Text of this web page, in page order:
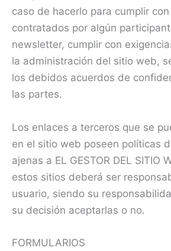
caso de hacerlo para cumplir
contratados por algún
newsletter, cumplir con
la administración del sitio web,
los debidos acuerdos de
las partes.
Los enlaces a terceros que se
en el sitio web poseen políticas
ajenas a EL GESTOR DEL SITIO
estos sitios deberá ser
usuario, siendo su
su decisión aceptarlas o no.
FORMULARIOS